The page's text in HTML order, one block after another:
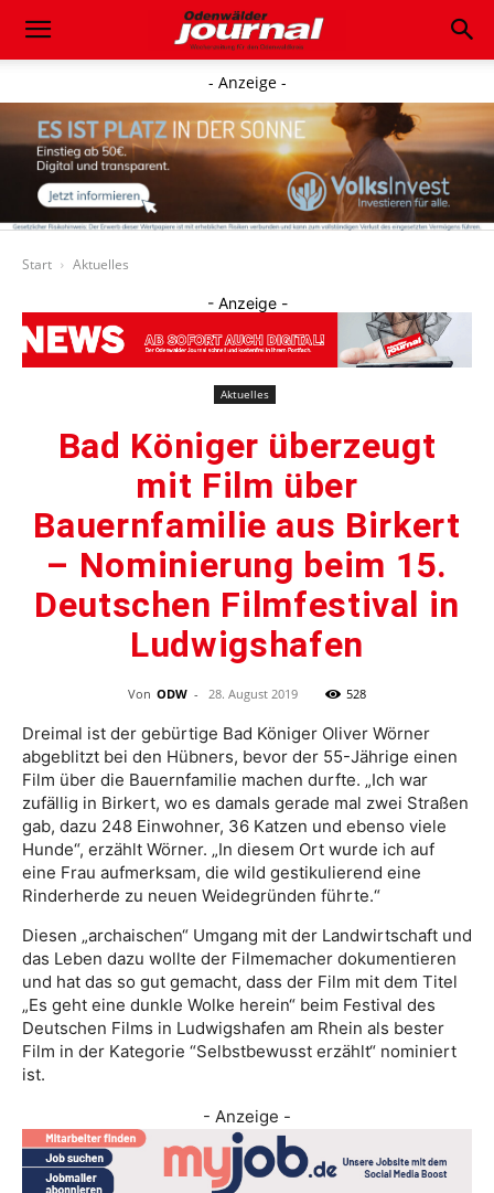
- Anzeige -
Start Aktuelles
- Anzeige -
Aktuelles
Bad Königer überzeugt
mit Film über
Bauernfamilie aus Birkert
– Nominierung beim 15.
Deutschen Filmfestival in
Ludwigshafen
Von ODW - 28. August 2019 528
Dreimal ist der gebürtige Bad Königer Oliver Wörner
abgeblitzt bei den Hübners, bevor der 55-Jährige einen
Film über die Bauernfamilie machen durfte. „Ich war
zufällig in Birkert, wo es damals gerade mal zwei Straßen
gab, dazu 248 Einwohner, 36 Katzen und ebenso viele
Hunde“, erzählt Wörner. „In diesem Ort wurde ich auf
eine Frau aufmerksam, die wild gestikulierend eine
Rinderherde zu neuen Weidegründen führte.“
Diesen „archaischen“ Umgang mit der Landwirtschaft und
das Leben dazu wollte der Filmemacher dokumentieren
und hat das so gut gemacht, dass der Film mit dem Titel
„Es geht eine dunkle Wolke herein“ beim Festival des
Deutschen Films in Ludwigshafen am Rhein als bester
Film in der Kategorie “Selbstbewusst erzählt“ nominiert
ist.
- Anzeige -